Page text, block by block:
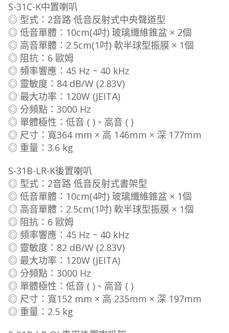
S-31C-K中置喇叭
◎ 型式：2音路 低音反射式中央聲道型
◎ 低音單體：10cm(4吋) 玻璃纖維錐盆 × 2個
◎ 高音單體：2.5cm(1吋) 軟半球型振膜 × 1個
◎ 阻抗：6 歐姆
◎ 頻率響應：45 Hz ~ 40 kHz
◎ 靈敏度：84 dB/W (2.83V)
◎ 最大功率：120W (JEITA)
◎ 分頻點：3000 Hz
◎ 單體極性：低音 ( )、高音 ( )
◎ 尺寸：寬364 mm × 高 146mm × 深 177mm
◎ 重量：3.6 kg
S-31B-LR-K後置喇叭
◎ 型式：2音路 低音反射式書架型
◎ 低音單體：10cm(4吋) 玻璃纖維錐盆 × 1個
◎ 高音單體：2.5cm(1吋) 軟半球型振膜 × 1個
◎ 阻抗：6 歐姆
◎ 頻率響應：45 Hz ~ 40 kHz
◎ 靈敏度：82 dB/W (2.83V)
◎ 最大功率：120W (JEITA)
◎ 分頻點：3000 Hz
◎ 單體極性：低音 ( )、高音 ( )
◎ 尺寸：寬152 mm × 高 235mm × 深 197mm
◎ 重量：2.5 kg